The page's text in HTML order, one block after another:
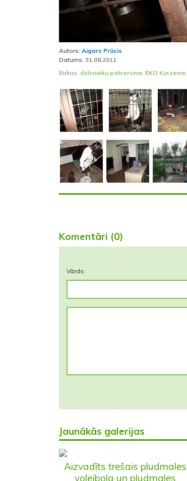
Autors: Aigars Prūsis
Datums: 31.08.2011
Birkas: dzīvnieku patversme, EKO Kurzeme,
Komentāri (0)
Vārds:
Jaunākās galerijas
Aizvadīts trešais pludmales
volejbola un pludmales